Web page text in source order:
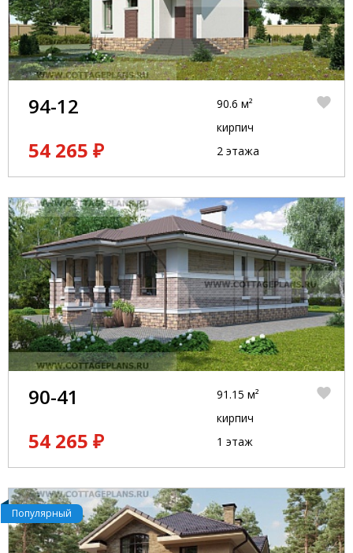
94-12
54 265 ₽
90.6 м²
кирпич
2 этажа
90-41
54 265 ₽
91.15 м²
кирпич
1 этаж
Популярный